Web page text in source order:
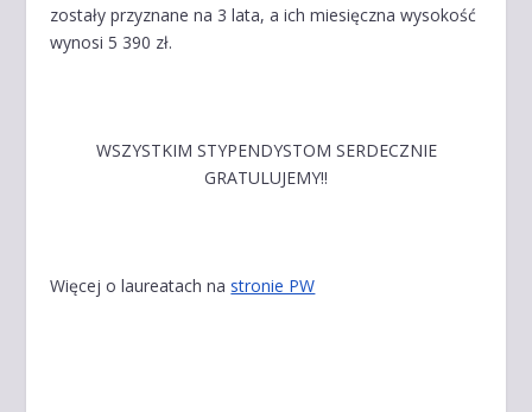
zostały przyznane na 3 lata, a ich miesięczna wysokość
wynosi 5 390 zł.
WSZYSTKIM STYPENDYSTOM SERDECZNIE
GRATULUJEMY!!
Więcej o laureatach na stronie PW